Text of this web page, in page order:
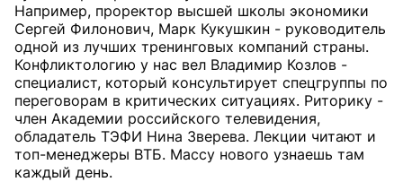
Например, проректор высшей школы экономики
Сергей Филонович, Марк Кукушкин - руководитель
одной из лучших тренинговых компаний страны.
Конфликтологию у нас вел Владимир Козлов -
специалист, который консультирует спецгруппы по
переговорам в критических ситуациях. Риторику -
член Академии российского телевидения,
обладатель ТЭФИ Нина Зверева. Лекции читают и
топ-менеджеры ВТБ. Массу нового узнаешь там
каждый день.